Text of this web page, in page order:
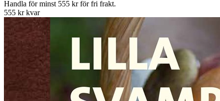
Handla för minst 555 kr för fri frakt.
555 kr kvar